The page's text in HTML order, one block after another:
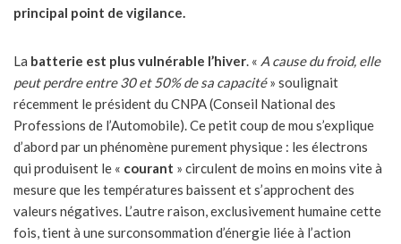
principal point de vigilance.
La batterie est plus vulnérable l’hiver. « A cause du froid, elle
peut perdre entre 30 et 50% de sa capacité» soulignait
récemment le président du CNPA (Conseil National des
Professions de l’Automobile). Ce petit coup de mou s’explique
d’abord par un phénomène purement physique : les électrons
qui produisent le « courant » circulent de moins en moins vite à
mesure que les températures baissent et s’approchent des
valeurs négatives. L’autre raison, exclusivement humaine cette
fois, tient à une surconsommation d’énergie liée à l’action